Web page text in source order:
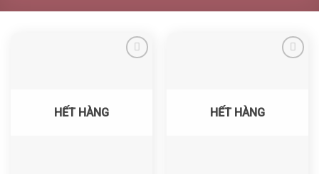
HẾT HÀNG HẾT HÀNG